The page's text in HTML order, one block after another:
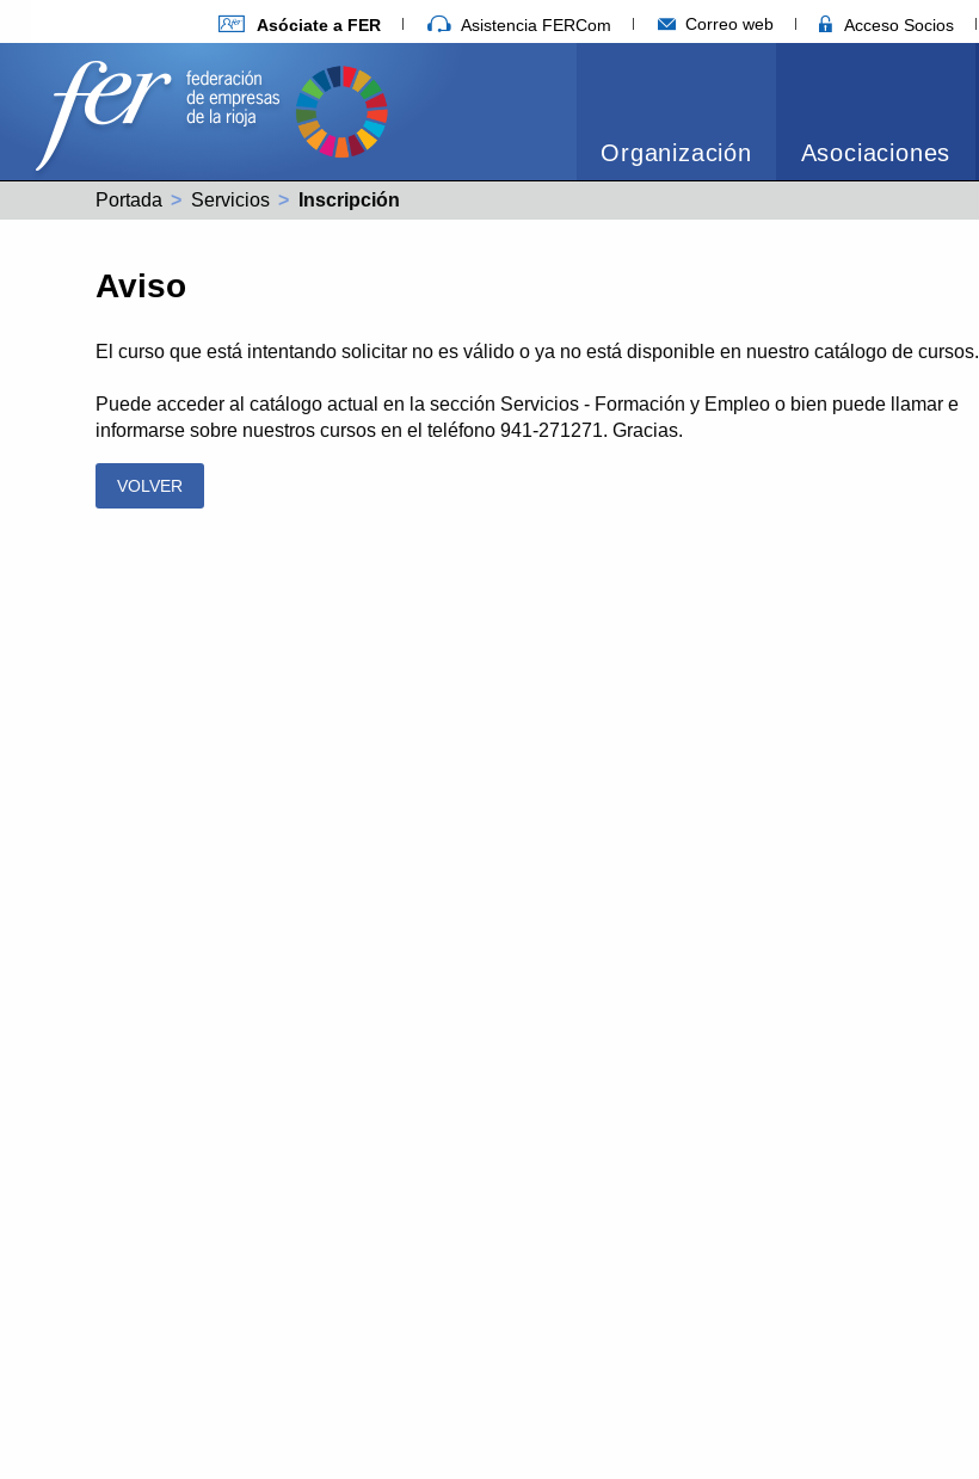
Asóciate a FER Asistencia FERCom Correo web Acceso Socios
Organización Asociaciones
Portada Servicios Actual:
Inscripción
Aviso
El curso que está intentando solicitar no es válido o ya no está disponible en nuestro catálogo de cursos.
Puede acceder al catálogo actual en la sección Servicios - Formación y Empleo o bien puede llamar e
informarse sobre nuestros cursos en el teléfono 941-271271. Gracias.
VOLVER